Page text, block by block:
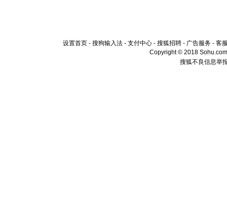
设置首页 - 搜狗输入法 - 支付中心 - 搜狐招聘 - 广告服务 - 客
Copyright © 2018
搜狐不良信息举